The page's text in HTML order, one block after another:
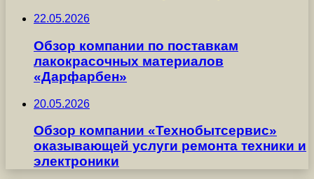
22.05.2026
Обзор компании по поставкам
лакокрасочных материалов
«Дарфарбен»
20.05.2026
Обзор компании «Технобытсервис»
оказывающей услуги ремонта техники и
электроники